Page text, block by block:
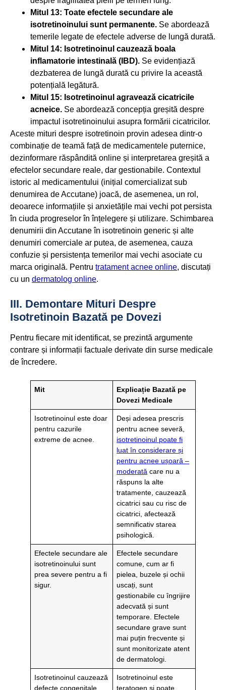
Mitul 13: Toate efectele secundare ale
isotretinoinului sunt permanente. Se abordează
temerile legate de efectele adverse de lungă durată.
Mitul 14: Isotretinoinul cauzează boala
inflamatorie intestinală (IBD). Se evidențiază
dezbaterea de lungă durată cu privire la această
potențială legătură.
Mitul 15: Isotretinoinul agravează cicatricile
acneice. Se abordează concepția greșită despre
impactul isotretinoinului asupra formării cicatricilor.
Aceste mituri despre isotretinoin provin adesea dintr-o
combinație de teamă față de medicamentele puternice,
dezinformare răspândită online și interpretarea greșită a
efectelor secundare reale, dar gestionabile. Contextul
istoric al medicamentului (inițial comercializat sub
denumirea de Accutane) joacă, de asemenea, un rol,
deoarece informațiile și anxietățile mai vechi pot persista
în ciuda progreselor în înțelegere și utilizare. Schimbarea
denumirii din Accutane în isotretinoin generic și alte
denumiri comerciale ar putea, de asemenea, cauza
confuzie și persistența temerilor mai vechi asociate cu
marca originală. Pentru tratament acnee online, discutați
cu un dermatolog online.
III. Demontare Mituri Despre
Isotretinoin Bazată pe Dovezi
Pentru fiecare mit identificat, se prezintă argumente
contrare și informații factuale derivate din surse medicale
de încredere.
Mit
Explicație Bazată pe
Dovezi Medicale
Isotretinoinul este doar
pentru cazurile
extreme de acnee.
Deși adesea prescris
pentru acnee severă,
isotretinoinul poate fi
luat în considerare și
pentru acnee ușoară –
moderată care nu a
răspuns la alte
tratamente, cauzează
cicatrici sau cu risc de
cicatrici, afectează
semnificativ starea
psihologică.
Efectele secundare ale
isotretinoinului sunt
prea severe pentru a fi
sigur.
Efectele secundare
comune, cum ar fi
pielea, buzele și ochii
uscați, sunt
gestionabile cu îngrijire
adecvată și sunt
temporare. Efectele
secundare grave sunt
mai puțin frecvente și
sunt monitorizate atent
de dermatologi.
Isotretinoinul cauzează
defecte congenitale
Isotretinoinul este
teratogen și poate